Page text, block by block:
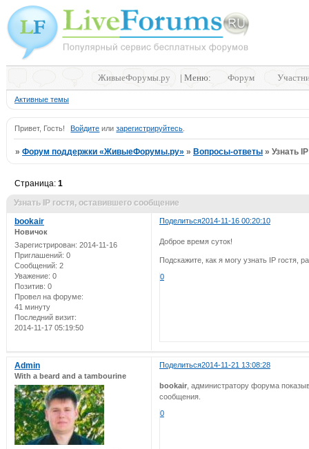
ЖивыеФорумы.ру | Меню: Форум
Активные темы
Привет, Гость! Войдите илизарегистрируйтесь
»Форум поддержки «ЖивыеФорумы.ру» »Вопросы-ответы »Узнать
Узнать IP гостя, оставившего сообщение
Страница:1
Поделиться2014-11-16 00:20:10
bookair
Новичок
Зарегистрирован: 2014-11-16
Приглашений: 0
Сообщений: 2
Уважение: 0
Позитив: 0
Провел на форуме:
41 минуту
Последний визит:
2014-11-17 05:19:50
Доброе время суток!
Подскажите, как я могу узнать IP гостя,
0
Поделиться2014-11-21 13:08:28
Admin
With a beard and a tambourine
bookair, администратору форума
сообщения.
0